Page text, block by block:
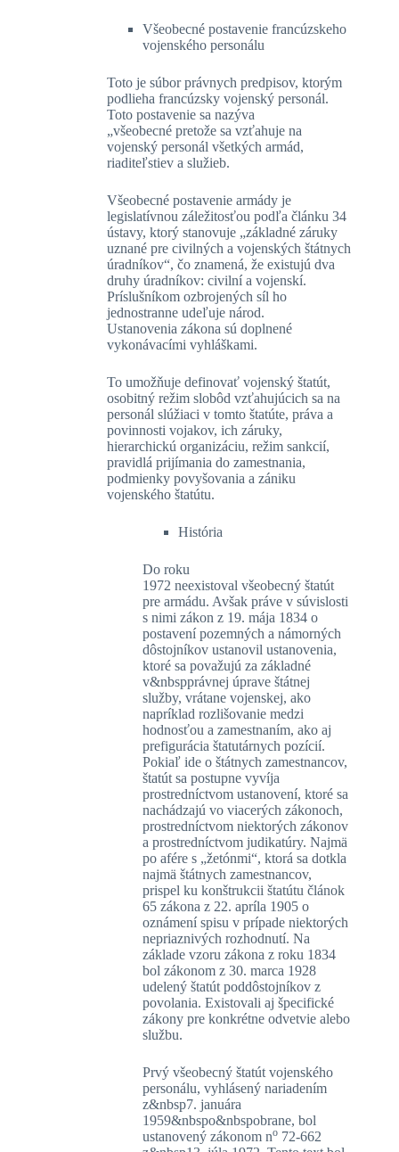
Všeobecné postavenie francúzskeho
vojenského personálu
Toto je súbor právnych predpisov, ktorým
podlieha francúzsky vojenský personál.
Toto postavenie sa nazýva
„všeobecné pretože sa vzťahuje na
vojenský personál všetkých armád,
riaditeľstiev a služieb.
Všeobecné postavenie armády je
legislatívnou záležitosťou podľa článku 34
ústavy, ktorý stanovuje „základné záruky
uznané pre civilných a vojenských štátnych
úradníkov“, čo znamená, že existujú dva
druhy úradníkov: civilní a vojenskí.
Príslušníkom ozbrojených síl ho
jednostranne udeľuje národ.
Ustanovenia zákona sú doplnené
vykonávacími vyhláškami.
To umožňuje definovať vojenský štatút,
osobitný režim slobôd vzťahujúcich sa na
personál slúžiaci v tomto štatúte, práva a
povinnosti vojakov, ich záruky,
hierarchickú organizáciu, režim sankcií,
pravidlá prijímania do zamestnania,
podmienky povyšovania a zániku
vojenského štatútu.
História
Do roku
1972 neexistoval všeobecný štatút
pre armádu. Avšak práve v súvislosti
s nimi zákon z 19. mája 1834 o
postavení pozemných a námorných
dôstojníkov ustanovil ustanovenia,
ktoré sa považujú za základné
v&nbspprávnej úprave štátnej
služby, vrátane vojenskej, ako
napríklad rozlišovanie medzi
hodnosťou a zamestnaním, ako aj
prefigurácia štatutárnych pozícií.
Pokiaľ ide o štátnych zamestnancov,
štatút sa postupne vyvíja
prostredníctvom ustanovení, ktoré sa
nachádzajú vo viacerých zákonoch,
prostredníctvom niektorých zákonov
a prostredníctvom judikatúry. Najmä
po afére s „žetónmi“, ktorá sa dotkla
najmä štátnych zamestnancov,
prispel ku konštrukcii štatútu článok
65 zákona z 22. apríla 1905 o
oznámení spisu v prípade niektorých
nepriaznivých rozhodnutí. Na
základe vzoru zákona z roku 1834
bol zákonom z 30. marca 1928
udelený štatút poddôstojníkov z
povolania. Existovali aj špecifické
zákony pre konkrétne odvetvie alebo
službu.
Prvý všeobecný štatút vojenského
personálu, vyhlásený nariadením
z&nbsp7. januára
1959&nbspo&nbspobrane, bol
ustanovený zákonom no 72-662